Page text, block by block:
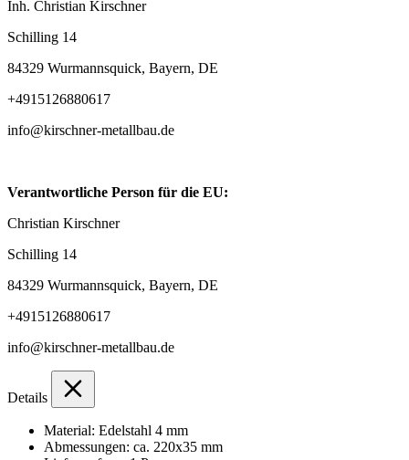
Inh. Christian Kirschner
Schilling 14
84329 Wurmannsquick, Bayern, DE
+4915126880617
info@kirschner-metallbau.de
Verantwortliche Person für die EU:
Christian Kirschner
Schilling 14
84329 Wurmannsquick, Bayern, DE
+4915126880617
info@kirschner-metallbau.de
Details
Material: Edelstahl 4 mm
Abmessungen: ca. 220x35 mm